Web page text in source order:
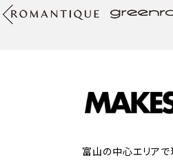
富山の中心エリア